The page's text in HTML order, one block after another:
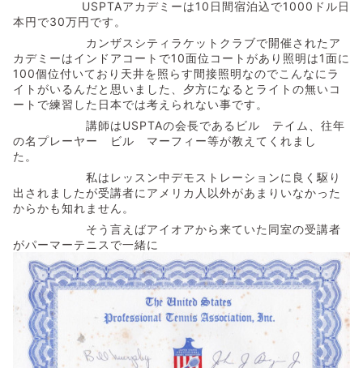
USPTAアカデミーは10日間宿泊込で1000ドル日
本円で30万円です。
カンザスシティラケットクラブで開催されたア
カデミーはインドアコートで10面位コートがあり照明は1面に
100個位付いており天井を照らす間接照明なのでこんなにラ
イトがいるんだと思いました、夕方になるとライトの無いコ
ートで練習した日本では考えられない事です。
講師はUSPTAの会長であるビル テイム、往年
の名プレーヤー ビル マーフィー等が教えてくれまし
た。
私はレッスン中デモストレーションに良く駆り
出されましたが受講者にアメリカ人以外があまりいなかった
からかも知れません。
そう言えばアイオアから来ていた同室の受講者
がパーマーテニスで一緒に